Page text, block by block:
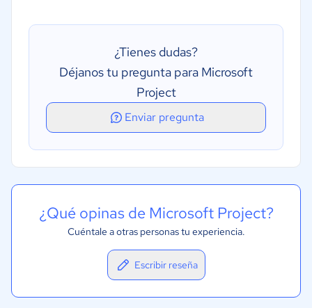
¿Tienes dudas?
Déjanos tu pregunta para Microsoft
Project
Enviar pregunta
¿Qué opinas de Microsoft Project?
Cuéntale a otras personas tu experiencia.
Escribir reseña